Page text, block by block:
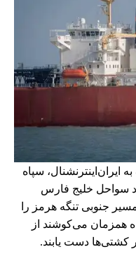
سپاه
سواحل خلیج فارس
جنوبی تنگه هرمز را
همزمان می‌کوشند از
کشتی‌ها دست یابند.